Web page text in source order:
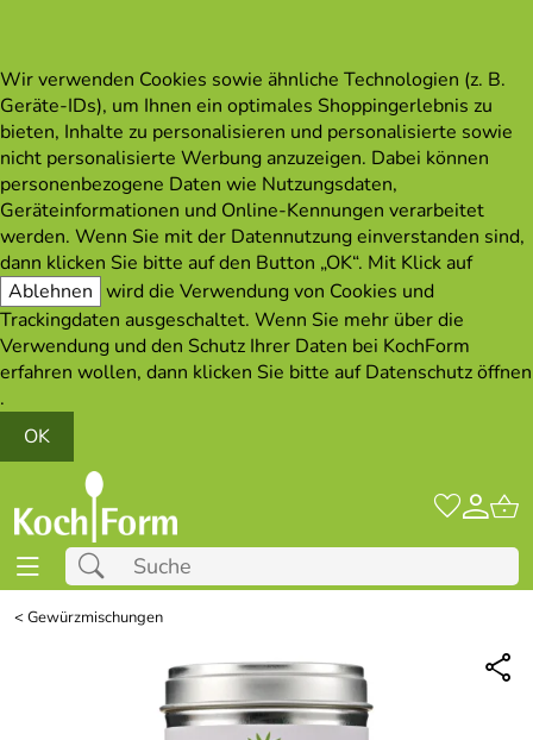
Wir verwenden Cookies sowie ähnliche Technologien (z. B.
Geräte-IDs), um Ihnen ein optimales Shoppingerlebnis zu
bieten, Inhalte zu personalisieren und personalisierte sowie
nicht personalisierte Werbung anzuzeigen. Dabei können
personenbezogene Daten wie Nutzungsdaten,
Geräteinformationen und Online-Kennungen verarbeitet
werden. Wenn Sie mit der Datennutzung einverstanden sind,
dann klicken Sie bitte auf den Button „OK“. Mit Klick auf
Ablehnen wird die Verwendung von Cookies und
Trackingdaten ausgeschaltet. Wenn Sie mehr über die
Verwendung und den Schutz Ihrer Daten bei KochForm
erfahren wollen, dann klicken Sie bitte aufDatenschutz öffnen
.
OK
<Gewürzmischungen